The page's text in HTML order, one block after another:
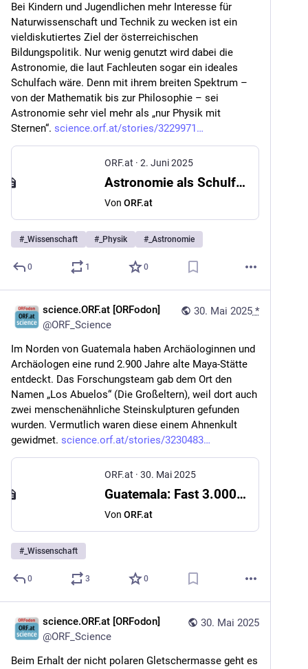
Bei Kindern und Jugendlichen mehr Interesse für
Naturwissenschaft und Technik zu wecken ist ein
vieldiskutiertes Ziel der österreichischen
Bildungspolitik. Nur wenig genutzt wird dabei die
Astronomie, die laut Fachleuten sogar ein ideales
Schulfach wäre. Denn mit ihrem breiten Spektrum –
von der Mathematik bis zur Philosophie – sei
Astronomie sehr viel mehr als „nur Physik mit
Sternen“. science.orf.at/stories/3229971
ORF.at · 2. Juni 2025
Astronomie als Schulfach: „Mehr als nur Physik mit Sternen“
Von ORF.at
# _Wissenschaft # _Physik # _Astronomie
0 1 0
30. Mai 2025 *
science.ORF.at [ORFodon]
@ORF_Science
Im Norden von Guatemala haben Archäologinnen und
Archäologen eine rund 2.900 Jahre alte Maya-Stätte
entdeckt. Das Forschungsteam gab dem Ort den
Namen „Los Abuelos“ (Die Großeltern), weil dort auch
zwei menschenähnliche Steinskulpturen gefunden
wurden. Vermutlich waren diese einem Ahnenkult
gewidmet. science.orf.at/stories/3230483
ORF.at · 30. Mai 2025
Guatemala: Fast 3.000 Jahre alte Maya-Stätte entdeckt
Von ORF.at
# _Wissenschaft
0 3 0
30. Mai 2025
science.ORF.at [ORFodon]
@ORF_Science
Beim Erhalt der nicht polaren Gletschermasse geht es